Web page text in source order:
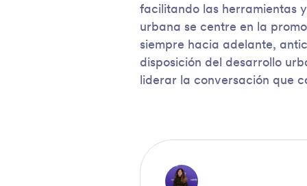
facilitando las herramientas
urbana se centre en la
siempre hacia adelante,
disposición del desarrollo
liderar la conversación que